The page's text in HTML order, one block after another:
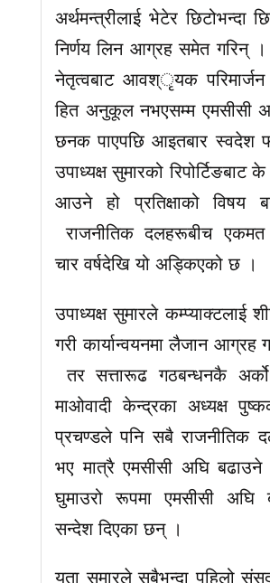
अर्थमन्त्रीलाई भेटेर छिटोभन्दा
निर्णय लिन आग्रह समेत गरिन् ।
नेतृत्वबाट आवश्ृयक परिमार्जन
हित अनुकूल नभएसम्म एमसीसी
छनक पाएपछि आइतबार स्वदेश
उपाध्यक्ष सुमारको रिपोर्टिङबाट
आउने हो प्रतिक्षाको
राजनीतिक दलहरूबीच
चार वर्षदेखि यो अड्किएको छ ।
उपाध्यक्ष सुमारले कम्प्याक्टलाई
गरी कार्यान्वयनमा लैजान आग्रह
तर सत्तारूढ गठबन्धनकै
माओवादी केन्द्रका अध्यक्ष
प्रचण्डले पनि सबै राजनीतिक
भए मात्रै एमसीसी अघि
घुमाउरो रूपमा एमसीसी
सन्देश दिएका छन् ।
यता सुमारले सबैभन्दा पहिलो